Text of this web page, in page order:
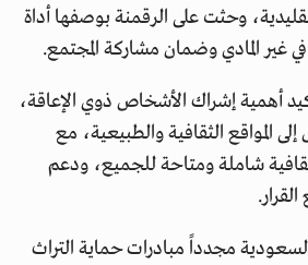
وحثت على الرقمنة بوصفها أداة
غير المادي وضمان مشاركة المجتمع.
أهمية إشراك الأشخاص ذوي الإعاقة،
المواقع الثقافية والطبيعية، مع
شاملة ومتاحة للجميع، ودعم
مجدداً مبادرات حماية التراث